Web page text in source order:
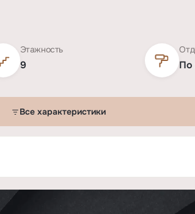
Этажность
9 По
Все характеристики